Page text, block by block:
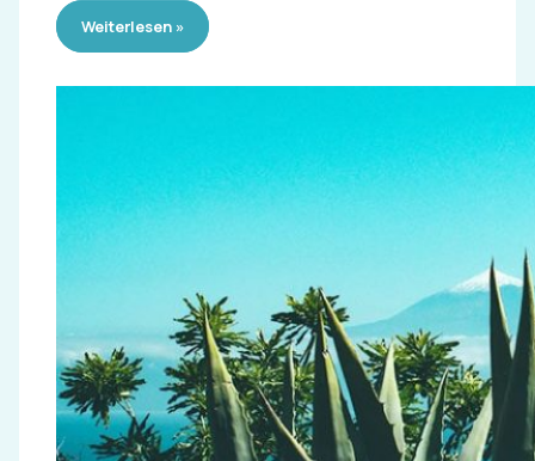
Weiterlesen »